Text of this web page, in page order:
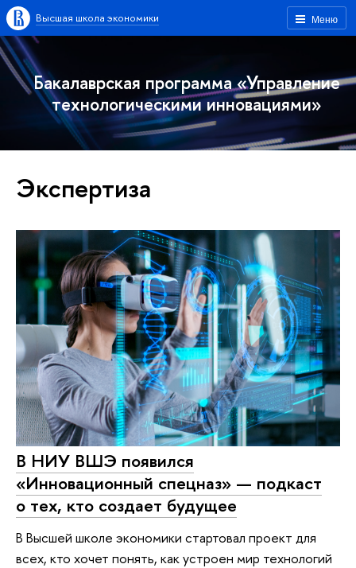
Меню
Высшая школа экономики
Бакалаврская программа «Управление
технологическими инновациями»
Экспертиза
В НИУ ВШЭ появился
«Инновационный спецназ» — подкаст
о тех, кто создает будущее
В Высшей школе экономики стартовал проект для
всех, кто хочет понять, как устроен мир технологий